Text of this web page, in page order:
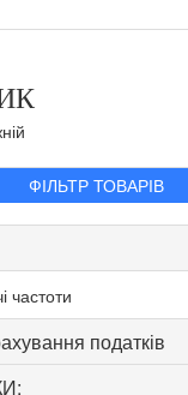
ФІЛЬТР ТОВАРІВ
частоти
податків